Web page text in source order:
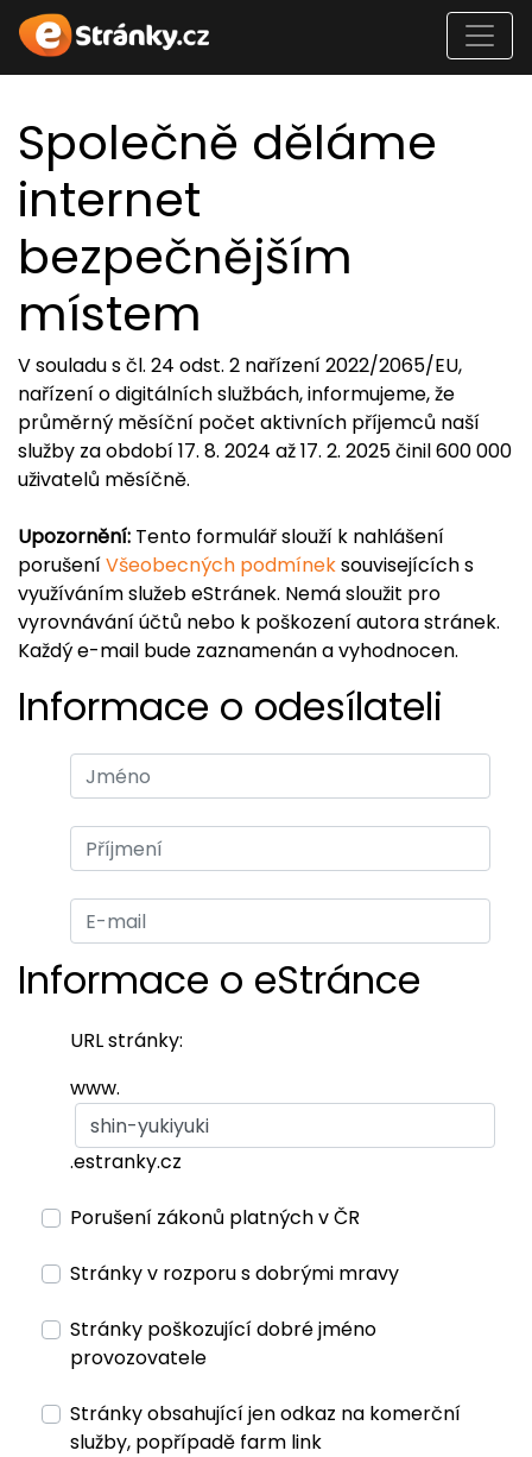
Společně děláme
internet
bezpečnějším
místem
V souladu s čl. 24 odst. 2 nařízení 2022/2065/EU,
nařízení o digitálních službách, informujeme, že
průměrný měsíční počet aktivních příjemců naší
služby za období 17. 8. 2024 až 17. 2. 2025 činil 600 000
uživatelů měsíčně.
Upozornění: Tento formulář slouží k nahlášení
porušeníVšeobecných podmíneksouvisejících s
využíváním služeb eStránek. Nemá sloužit pro
vyrovnávání účtů nebo k poškození autora stránek.
Každý e-mail bude zaznamenán a vyhodnocen.
Informace o odesílateli
Informace o eStránce
URL stránky:
www.
.estranky.cz
Porušení zákonů platných v ČR
Stránky v rozporu s dobrými mravy
Stránky poškozující dobré jméno
provozovatele
Stránky obsahující jen odkaz na komerční
služby, popřípadě farm link